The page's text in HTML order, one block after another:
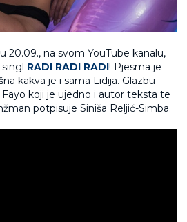
20.09., na svom YouTube kanalu,
RADI RADI RADI! Pjesma je
kakva je i sama Lidija. Glazbu
koji je ujedno i autor teksta te
potpisuje Siniša Reljić-Simba.